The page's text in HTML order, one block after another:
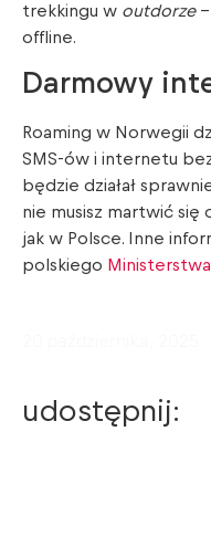
trekkingu w outdorze–
offline.
Darmowy
Roaming w Norwegii
SMS-ów i internetu
będzie działał
nie musisz martwić
jak w Polsce. Inne
polskiego
udostępnij: